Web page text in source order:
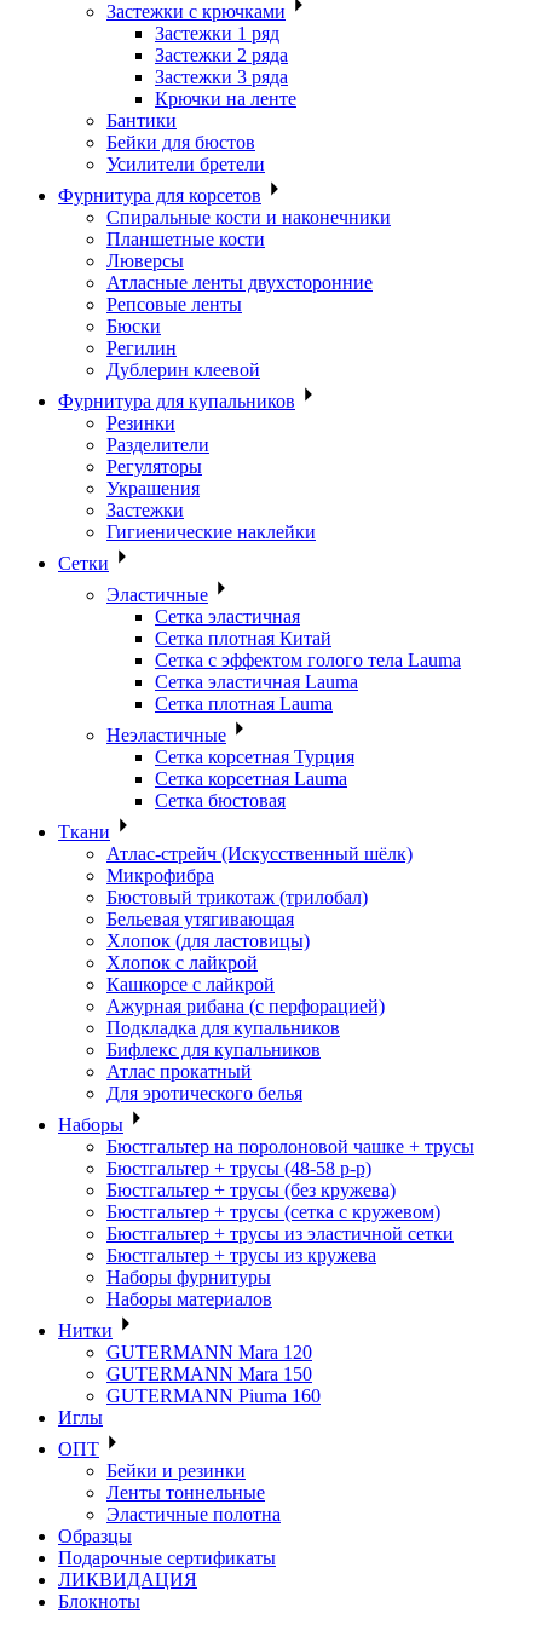
Застежки с крючками
Застежки 1 ряд
Застежки 2 ряда
Застежки 3 ряда
Крючки на ленте
Бантики
Бейки для бюстов
Усилители бретели
Фурнитура для корсетов
Спиральные кости и наконечники
Планшетные кости
Люверсы
Атласные ленты двухсторонние
Репсовые ленты
Бюски
Регилин
Дублерин клеевой
Фурнитура для купальников
Резинки
Разделители
Регуляторы
Украшения
Застежки
Гигиенические наклейки
Сетки
Эластичные
Сетка эластичная
Сетка плотная Китай
Сетка с эффектом голого тела Lauma
Сетка эластичная Lauma
Сетка плотная Lauma
Неэластичные
Сетка корсетная Турция
Сетка корсетная Lauma
Сетка бюстовая
Ткани
Атлас-стрейч (Искусственный шёлк)
Микрофибра
Бюстовый трикотаж (трилобал)
Бельевая утягивающая
Хлопок (для ластовицы)
Хлопок с лайкрой
Кашкорсе с лайкрой
Ажурная рибана (с перфорацией)
Подкладка для купальников
Бифлекс для купальников
Атлас прокатный
Для эротического белья
Наборы
Бюстгальтер на поролоновой чашке + трусы
Бюстгальтер + трусы (48-58 р-р)
Бюстгальтер + трусы (без кружева)
Бюстгальтер + трусы (сетка с кружевом)
Бюстгальтер + трусы из эластичной сетки
Бюстгальтер + трусы из кружева
Наборы фурнитуры
Наборы материалов
Нитки
GUTERMANN Mara 120
GUTERMANN Mara 150
GUTERMANN Piuma 160
Иглы
ОПТ
Бейки и резинки
Ленты тоннельные
Эластичные полотна
Образцы
Подарочные сертификаты
ЛИКВИДАЦИЯ
Блокноты